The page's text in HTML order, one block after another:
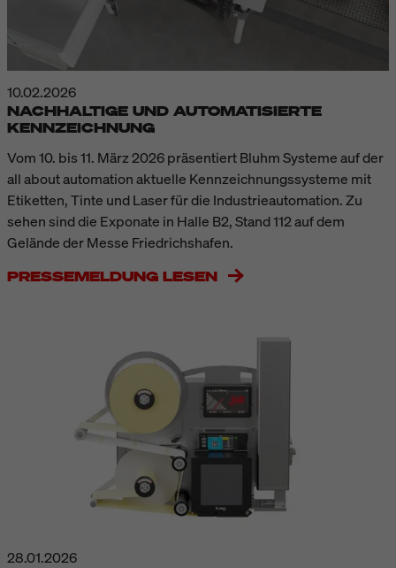
10.02.2026
NACHHALTIGE UND AUTOMATISIERTE
KENNZEICHNUNG
Vom 10. bis 11. März 2026 präsentiert Bluhm Systeme auf der
all about automation aktuelle Kennzeichnungssysteme mit
Etiketten, Tinte und Laser für die Industrieautomation. Zu
sehen sind die Exponate in Halle B2, Stand 112 auf dem
Gelände der Messe Friedrichshafen.
PRESSEMELDUNG LESEN
28.01.2026